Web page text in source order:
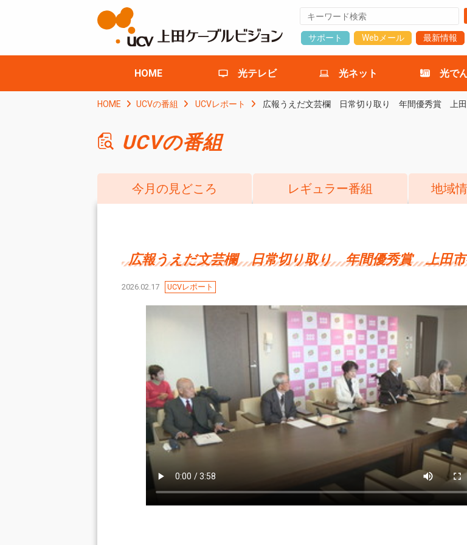
サポート Webメール 最新情報
HOME 光テレビ 光ネット 光で
HOME UCVの番組 UCVレポート 広報うえだ文芸欄 日常切り取り 年間優秀賞 上田
UCVの番組
今月の見どころ レギュラー番組 地域
広報うえだ文芸欄 日常切り取り 年間優秀賞 上田市
2026.02.17 UCVレポート